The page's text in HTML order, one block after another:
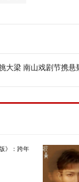
大梁 南山戏剧节携悬